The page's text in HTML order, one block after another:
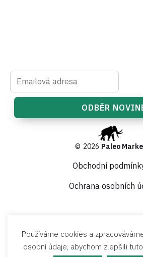
© 2026 Paleo
Obchodní
Ochrana osobních
Garance vrácení
Používáme cookies a
osobní údaje, abychom zlepšili tuto